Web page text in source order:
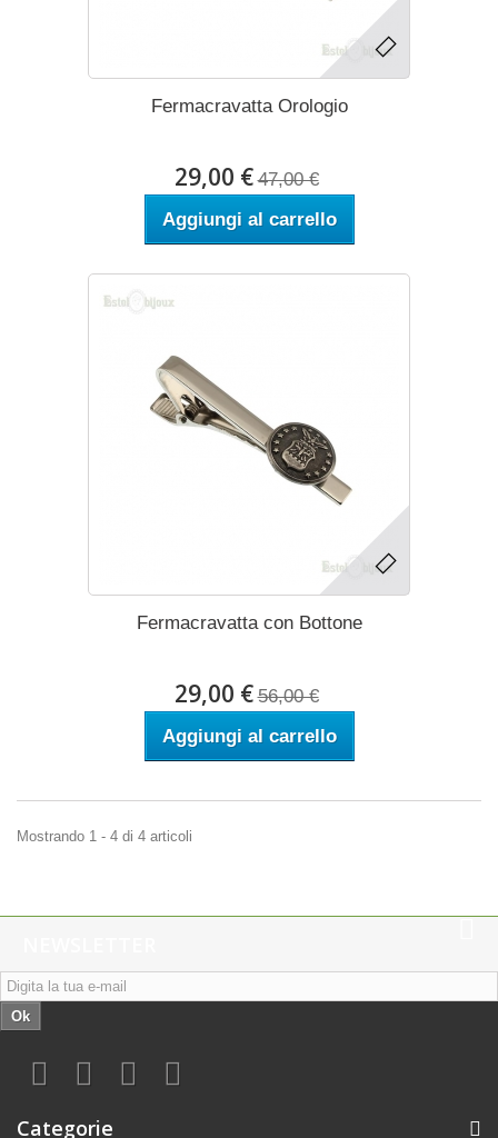
Fermacravatta Orologio
29,00 € 47,00 €
Aggiungi al carrello
Fermacravatta con Bottone
29,00 € 56,00 €
Aggiungi al carrello
Mostrando 1 - 4 di 4 articoli
Ok
Categorie